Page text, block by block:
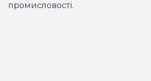
промисловості.